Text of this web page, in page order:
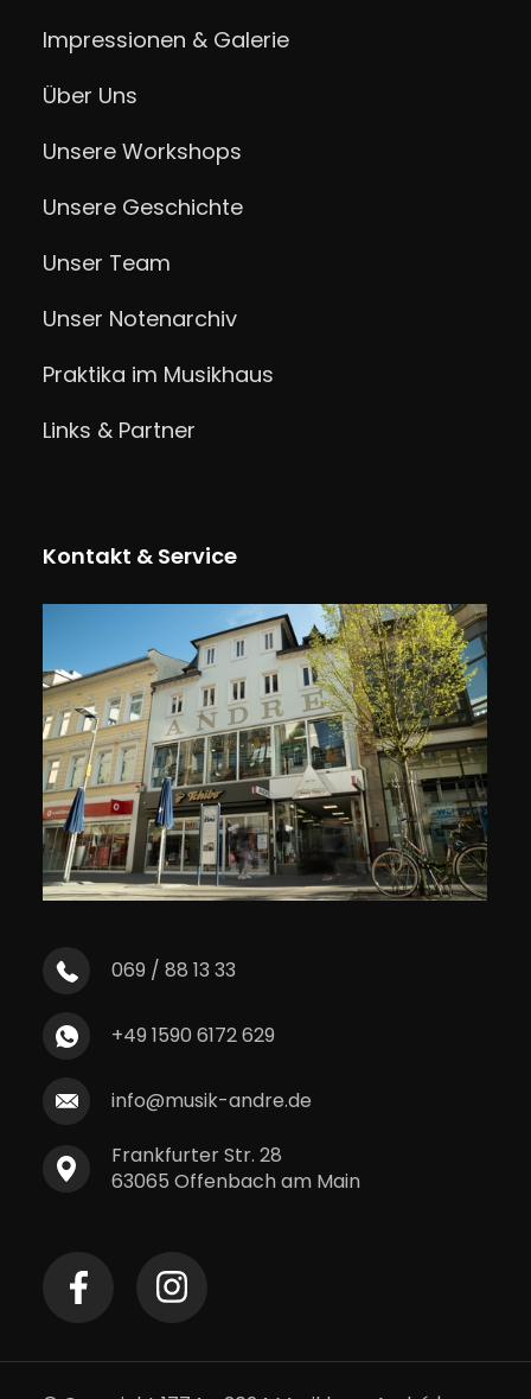
Impressionen & Galerie
Über Uns
Unsere Workshops
Unsere Geschichte
Unser Team
Unser Notenarchiv
Praktika im Musikhaus
Links & Partner
Kontakt & Service
069 / 88 13 33
+49 1590 6172 629
info@musik-andre.de
Frankfurter Str. 28
63065 Offenbach am Main